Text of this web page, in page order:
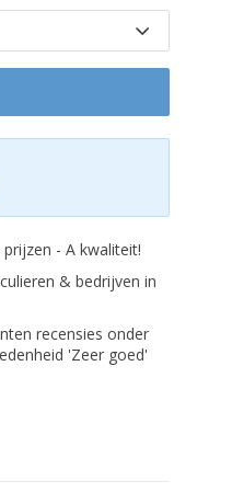
- A kwaliteit!
& bedrijven in
recensies onder
'Zeer goed'